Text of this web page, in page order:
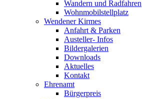
Wandern und Radfahren
Wohnmobilstellplatz
Wendener Kirmes
Anfahrt & Parken
Austeller- Infos
Bildergalerien
Downloads
Aktuelles
Kontakt
Ehrenamt
Bürgerpreis